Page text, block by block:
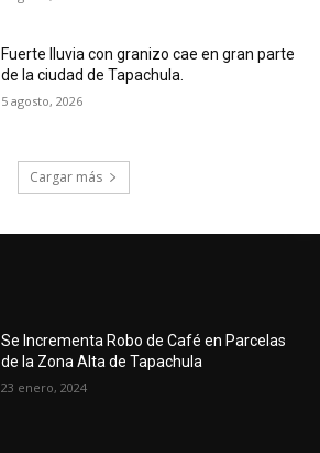
Fuerte lluvia con granizo cae en gran parte
de la ciudad de Tapachula.
5 agosto, 2026
Cargar más
Se Incrementa Robo de Café en Parcelas
de la Zona Alta de Tapachula
23 enero, 2024